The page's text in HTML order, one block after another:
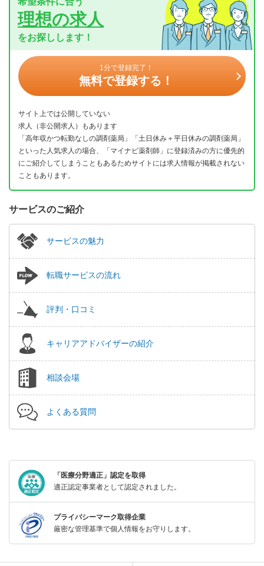
理想の求人
をお探しします！
1分で登録完了！
無料で登録する！
サイト上では公開していない
求人（非公開求人）もあります
「高年収かつ転勤なしの調剤薬局」「土日休み＋平日休みの調剤薬局」
といった人気求人の場合、「マイナビ薬剤師」に登録済みの方に優先的
にご紹介してしまうこともあるためサイトには求人情報が掲載されない
こともあります。
サービスのご紹介
サービスの魅力
転職サービスの流れ
評判・口コミ
キャリアアドバイザーの紹介
相談会場
よくある質問
「医療分野適正」認定を取得
適正認定事業者として認定されました。
プライバシーマーク取得企業
厳密な管理基準で個人情報をお守りします。